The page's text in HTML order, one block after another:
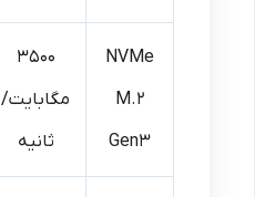
NVMe
M.2
Gen3
۳۵۰۰
مگابایت/
ثانیه